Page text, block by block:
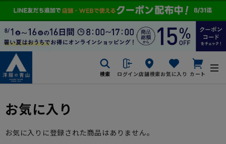
検索 ログイン店舗検索お気に入り カート
お気に入り
お気に入りに登録された商品はありません。